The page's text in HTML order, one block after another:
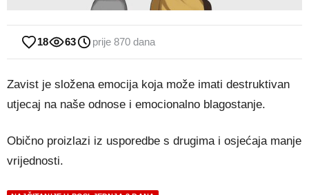
18 63 prije 870 dana
Zavist je složena emocija koja može imati destruktivan
utjecaj na naše odnose i emocionalno blagostanje.
Obično proizlazi iz usporedbe s drugima i osjećaja manje
vrijednosti.